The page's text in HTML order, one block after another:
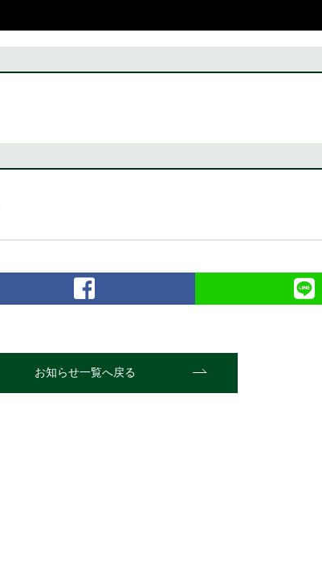
お知らせ一覧へ戻る